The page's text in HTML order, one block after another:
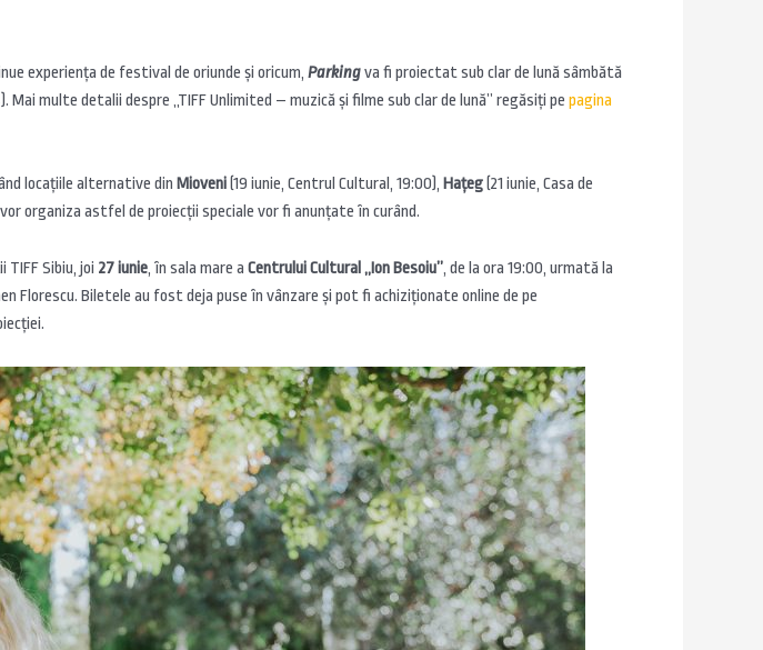
experiența de festival de oriunde și oricum, Parkingva fi proiectat sub clar de lună sâmbătă
Mai multe detalii despre „TIFF Unlimited – muzică și filme sub clar de lună” regăsiți pe pagina
locațiile alternative din Mioveni (19 iunie, Centrul Cultural, 19:00), Hațeg (21 iunie, Casa de
organiza astfel de proiecții speciale vor fi anunțate în curând.
TIFF Sibiu, joi 27 iunie, în sala mare a Centrului Cultural „Ion Besoiu”, de la ora 19:00, urmată la
Florescu. Biletele au fost deja puse în vânzare și pot fi achiziționate online de pe